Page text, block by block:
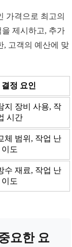
가격으로 최고의
제시하고, 추가
, 고객의 예산에 맞
정 요인
지 장비 사용, 작
시간
체 범위, 작업 난
이도
수 재료, 작업 난
이도
요한 요